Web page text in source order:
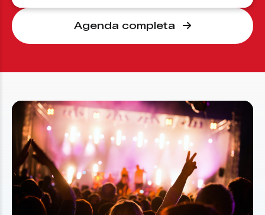
Agenda completa